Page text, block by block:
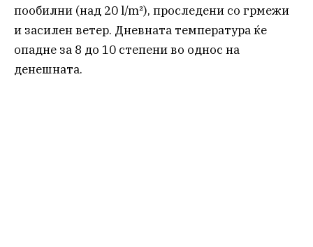
пообилни (над 20 l/m²), проследени со грмежи
и засилен ветер. Дневната температура ќе
опадне за 8 до 10 степени во однос на
денешната.